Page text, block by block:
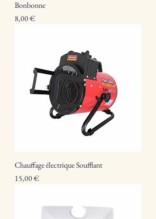
Bonbonne
Prix
8,00 €
Chauffage électrique Soufflant
Prix
15,00 €